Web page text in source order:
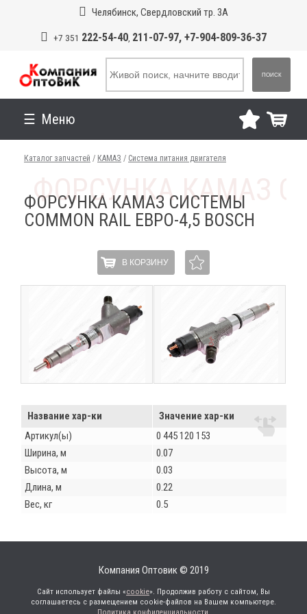
Челябинск, Свердловский тр. 3А
+7 351 222-54-40, 211-07-97, +7-904-809-36-37
ПОИСК
Меню
Каталог запчастей / КАМАЗ / Система питания двигателя
ФОРСУНКА КАМАЗ СИСТЕМЫ
COMMON RAIL ЕВРО-4,5 BOSCH
В КОРЗИНУ
Название хар-ки
Значение хар-ки
Артикул(ы)
0 445 120 153
Ширина, м
0.07
Высота, м
0.03
Длина, м
0.22
Вес, кг
0.5
Компания Оптовик © 2019
Сайт использует файлы «cookie». Продолжив работу с сайтом, Вы
соглашаетесь с размещением cookie-файлов на Вашем компьютере.
Политика конфиденциальности